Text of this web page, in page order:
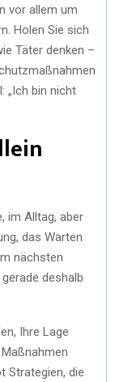
vor allem um
Holen Sie sich
Täter denken –
„Ich bin nicht
im Alltag, aber
das Warten
nächsten
deshalb
Ihre Lage
Strategien, die